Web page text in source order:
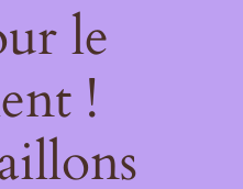
le
!